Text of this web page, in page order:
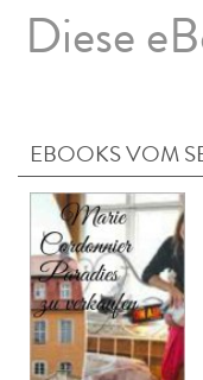
Diese
EBOOKS VOM